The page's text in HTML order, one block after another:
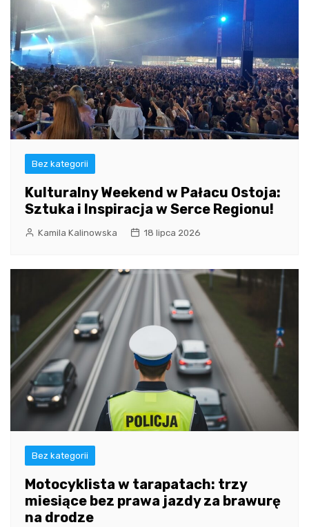
Bez kategorii
Kulturalny Weekend w Pałacu Ostoja:
Sztuka i Inspiracja w Serce Regionu!
Kamila Kalinowska 18 lipca 2026
Bez kategorii
Motocyklista w tarapatach: trzy
miesiące bez prawa jazdy za brawurę
na drodze